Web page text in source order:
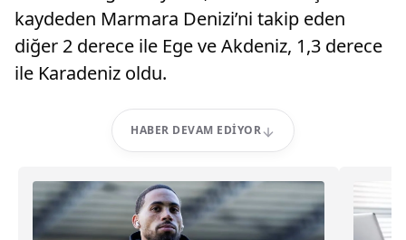
kaydeden Marmara Denizi’ni takip eden
diğer 2 derece ile Ege ve Akdeniz, 1,3 derece
ile Karadeniz oldu.
HABER DEVAM EDIYOR